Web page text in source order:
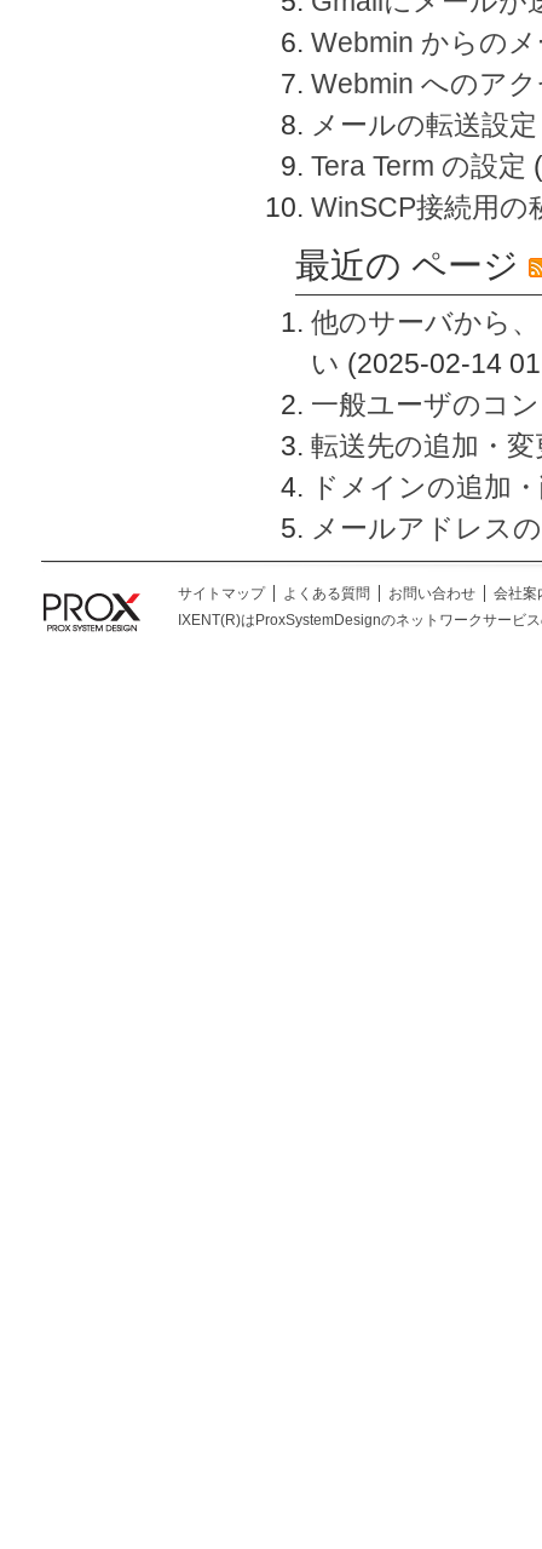
Webmin からの
Webmin へのア
メールの転送設定
Tera Term の設定
WinSCP接続用の
最近の ページ
他のサーバから
い (2025-02-14
一般ユーザのコ
転送先の追加・
ドメインの追加
メールアドレス
サイトマップ よくある質問 お問い合わせ
会社案
IXENT(R)はProxSystemDesignのネットワークサービ